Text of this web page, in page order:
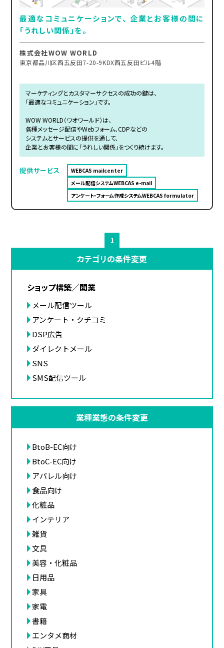
最適なコミュニケーションで、 企業とお客様の間に
「うれしい関係」を。
株式会社WOW WORLD
東京都品川区西五反田7-20-9KDX西五反田ビル4階
マーケティングとカスタマーサクセスの成功の鍵は、
「最適なコミュニケーション」です。
WOW WORLD（ワオワールド）は、
各種メッセージ配信やWebフォーム、CDPなどの
システムとサービスの提供を通して、
企業とお客様の間に「うれしい関係」をつくり続けます。
提供サービス
WEBCAS mailcenter
メール配信システムWEBCAS e-mail
アンケート・フォーム作成システムWEBCAS formulator
1
カテゴリの条件変更
ショップ構築／開業
メール配信ツール
アンケート・クチコミ
DSP広告
ダイレクトメール
SNS
SMS配信ツール
業種業態の条件変更
BtoB-EC向け
BtoC-EC向け
アパレル向け
食品向け
化粧品
インテリア
雑貨
文具
美容・化粧品
日用品
家具
家電
書籍
エンタメ商材